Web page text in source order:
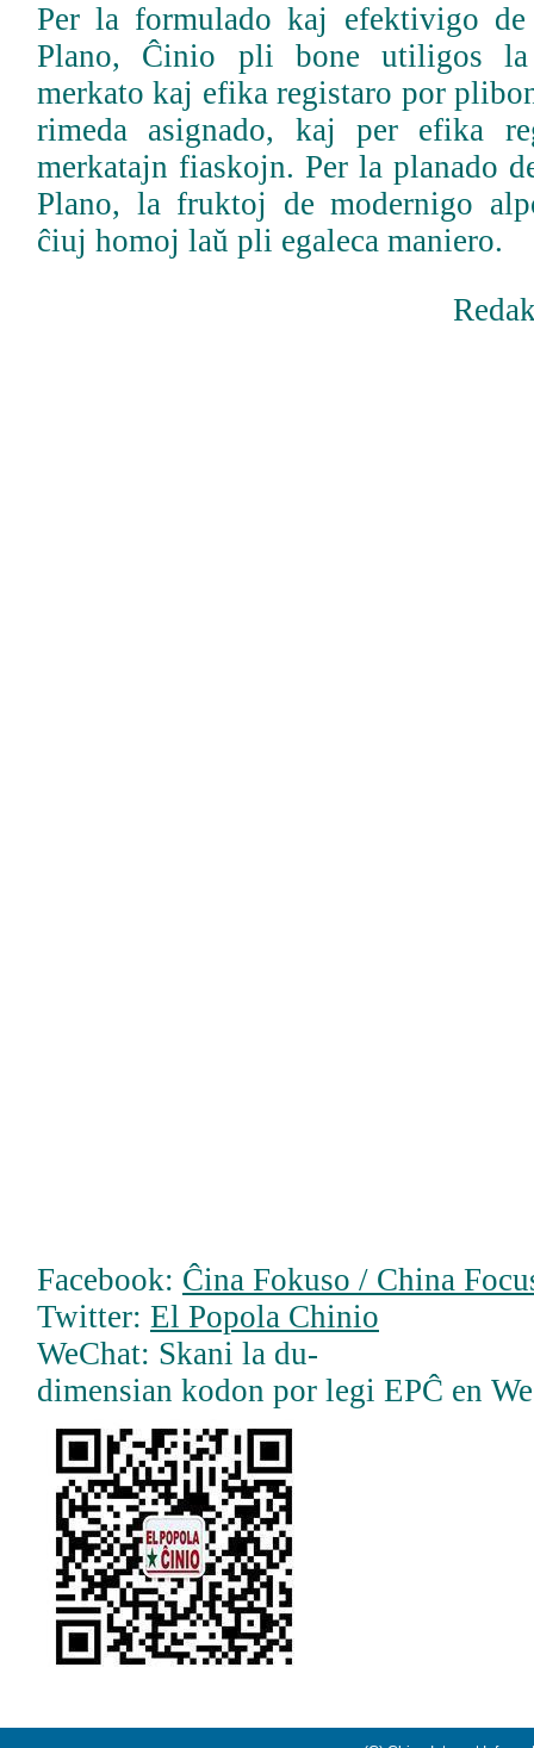
Per la formulado kaj efektivigo
Plano, Ĉinio pli bone utiligos
merkato kaj efika registaro por
rimeda asignado, kaj per efika
merkatajn fiaskojn. Per la planado
Plano, la fruktoj de modernigo
ĉiuj homoj laŭ pli egaleca maniero.
Facebook: Ĉina Fokuso / China
Twitter: El Popola Chinio
WeChat: Skani la du-
dimensian kodon por legi EPĈ en